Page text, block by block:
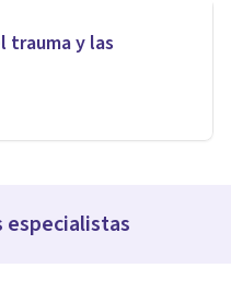
trauma y las
especialistas